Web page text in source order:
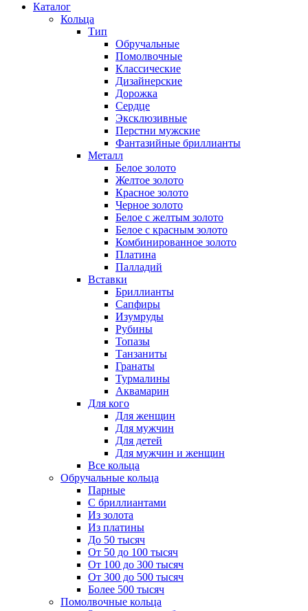
Каталог
Кольца
Тип
Обручальные
Помолвочные
Классические
Дизайнерские
Дорожка
Сердце
Эксклюзивные
Перстни мужские
Фантазийные бриллианты
Металл
Белое золото
Желтое золото
Красное золото
Черное золото
Белое с желтым золото
Белое с красным золото
Комбинированное золото
Платина
Палладий
Вставки
Бриллианты
Сапфиры
Изумруды
Рубины
Топазы
Танзаниты
Гранаты
Турмалины
Аквамарин
Для кого
Для женщин
Для мужчин
Для детей
Для мужчин и женщин
Все кольца
Обручальные кольца
Парные
С бриллиантами
Из золота
Из платины
До 50 тысяч
От 50 до 100 тысяч
От 100 до 300 тысяч
От 300 до 500 тысяч
Более 500 тысяч
Помолвочные кольца